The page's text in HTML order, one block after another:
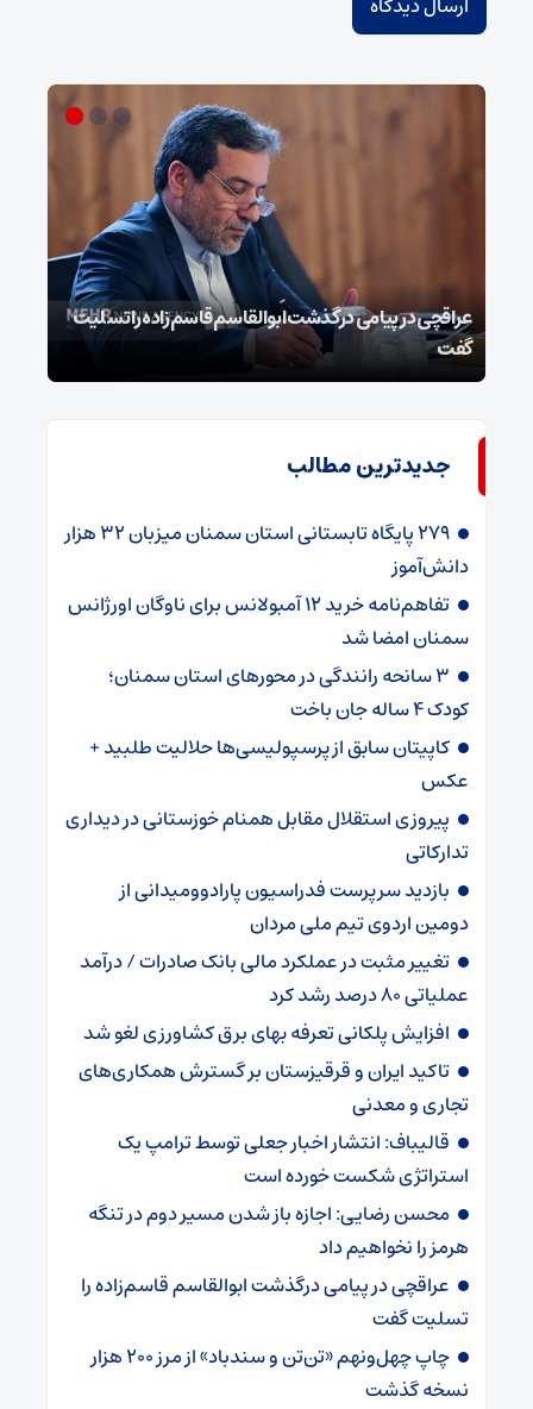
عراقچی در پیامی درگذشت ابوالقاسم قاسم‌زاده را تسلیت
گفت
جدیدترین مطالب
۲۷۹ پایگاه تابستانی استان سمنان میزبان ۳۲ هزار
دانش‌آموز
تفاهم‌نامه خرید ۱۲ آمبولانس برای ناوگان اورژانس
سمنان امضا شد
۳ سانحه رانندگی در محورهای استان سمنان؛
کودک ۴ ساله جان باخت
کاپیتان سابق از پرسپولیسی‌ها حلالیت طلبید +
عکس
پیروزی استقلال مقابل همنام خوزستانی در دیداری
تدارکاتی
بازدید سرپرست فدراسیون پارادوومیدانی از
دومین اردوی تیم ملی مردان
تغییر مثبت در عملکرد مالی بانک صادرات / درآمد
عملیاتی ۸۰ درصد رشد کرد
افزایش پلکانی تعرفه بهای برق کشاورزی لغو شد
تاکید ایران و قرقیزستان بر گسترش همکاری‌های
تجاری و معدنی
قالیباف: انتشار اخبار جعلی توسط ترامپ یک
استراتژی شکست خورده است
محسن رضایی: اجازه باز شدن مسیر دوم در تنگه
هرمز را نخواهیم داد
عراقچی در پیامی درگذشت ابوالقاسم قاسم‌زاده را
تسلیت گفت
چاپ چهل‌ونهم «تن‌تن و سندباد» از مرز ۲۰۰ هزار
نسخه گذشت